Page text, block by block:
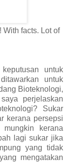
With facts. Lot of
untuk
untuk
Bioteknologi,
perjelaskan
Sukar
kerana persepsi
kerana
lagi sukar jika
yang tidak
mengatakan